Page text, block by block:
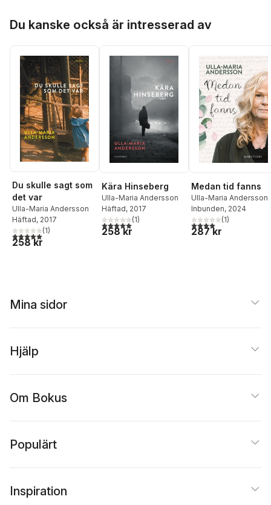
Du kanske också är intresserad av
Du skulle sagt som
det var
Ulla-Maria Andersson
Häftad, 2017
5,0utav 5 stjärnor. Totalt antal röster:
(1)
258 kr
Kära Hinseberg
Ulla-Maria Andersson
Häftad, 2017
5,0utav 5 stjärnor. Totalt antal röster:
(1)
258 kr
Medan tid fanns
Ulla-Maria Andersson
Inbunden, 2024
4,0utav 5 stjärnor.
(1)
287 kr
Mina sidor
Hjälp
Om Bokus
Populärt
Inspiration